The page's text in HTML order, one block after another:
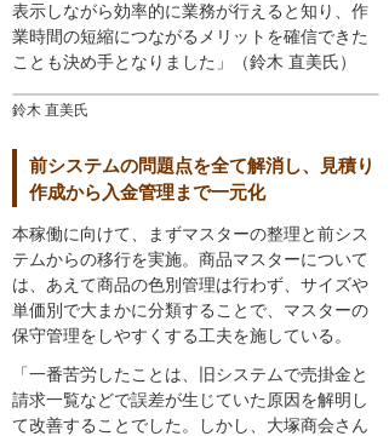
鈴木 直美氏
表示しながら効率的に業務が行えると知り、作
業時間の短縮につながるメリットを確信できた
ことも決め手となりました」（鈴木 直美氏）
前システムの問題点を全て解消し、見積り
作成から入金管理まで一元化
本稼働に向けて、まずマスターの整理と前シス
テムからの移行を実施。商品マスターについて
は、あえて商品の色別管理は行わず、サイズや
単価別で大まかに分類することで、マスターの
保守管理をしやすくする工夫を施している。
「一番苦労したことは、旧システムで売掛金と
請求一覧などで誤差が生じていた原因を解明し
て改善することでした。しかし、大塚商会さん